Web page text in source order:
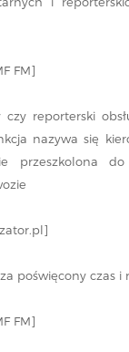
FM]
czy reporterski
nazywa się
przeszkolona do
poświęcony czas i
FM]